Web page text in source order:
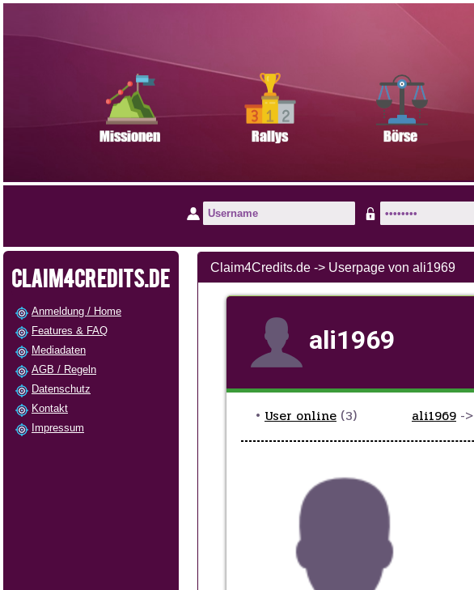
CLAIM4CREDITS.DE
Anmeldung / Home
Features & FAQ
Mediadaten
AGB / Regeln
Datenschutz
Kontakt
Impressum
Claim4Credits.de -> Userpage von ali1969
ali1969
• User online (3) ali1969 ->